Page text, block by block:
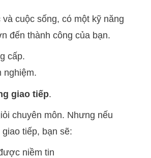
cuộc sống, có một kỹ năng
đến thành công của bạn.
cấp.
nghiệm.
giao tiếp.
chuyên môn. Nhưng nếu
tiếp, bạn sẽ:
niềm tin